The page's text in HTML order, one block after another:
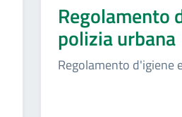
Regolamento
polizia urbana
Regolamento d'igiene